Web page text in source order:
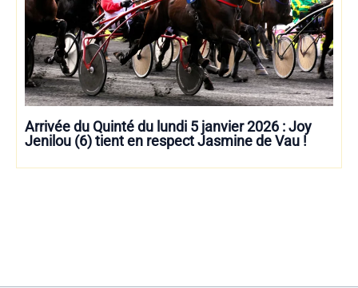
Arrivée du Quinté du lundi 5 janvier 2026 : Joy
Jenilou (6) tient en respect Jasmine de Vau !